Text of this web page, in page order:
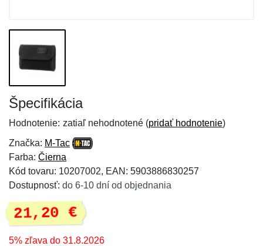
Špecifikácia
Hodnotenie: zatiaľ nehodnotené (pridať hodnotenie)
Značka: M-Tac
Farba: Čierna
Kód tovaru: 10207002, EAN: 5903886830257
Dostupnosť: do 6-10 dní od objednania
21,20 €
5% zľava do 31.8.2026